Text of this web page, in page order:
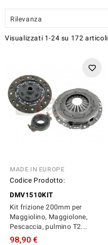
Rilevanza
Visualizzati 1-24 su 172 articoli
MADE IN EUROPE
Codice Prodotto:
DMV1510KIT
Kit frizione 200mm per
Maggiolino, Maggiolone,
Pescaccia, pulmino T2...
98,90 €